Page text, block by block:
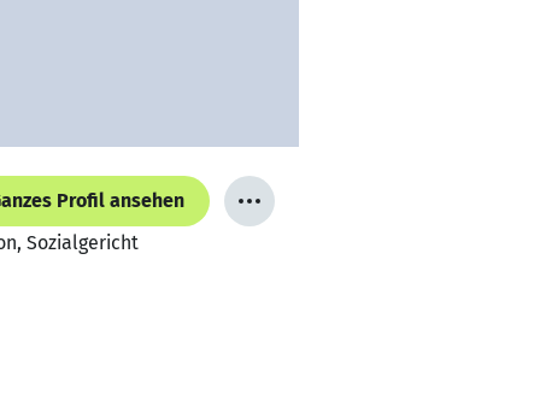
Profil ansehen
Sozialgericht